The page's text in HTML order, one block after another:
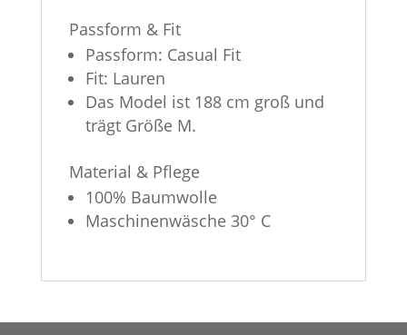
Passform & Fit
Passform: Casual Fit
Fit: Lauren
Das Model ist 188 cm groß und
trägt Größe M.
Material & Pflege
100% Baumwolle
Maschinenwäsche 30° C